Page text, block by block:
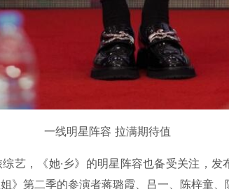
一线明星阵容 拉满期待值
艺，《她·乡》的明星阵容也备受关注，发
》第二季的参演者蒋璐霞、吕一、陈梓童、